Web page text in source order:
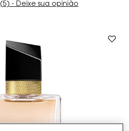
(5) - Deixe sua opinião